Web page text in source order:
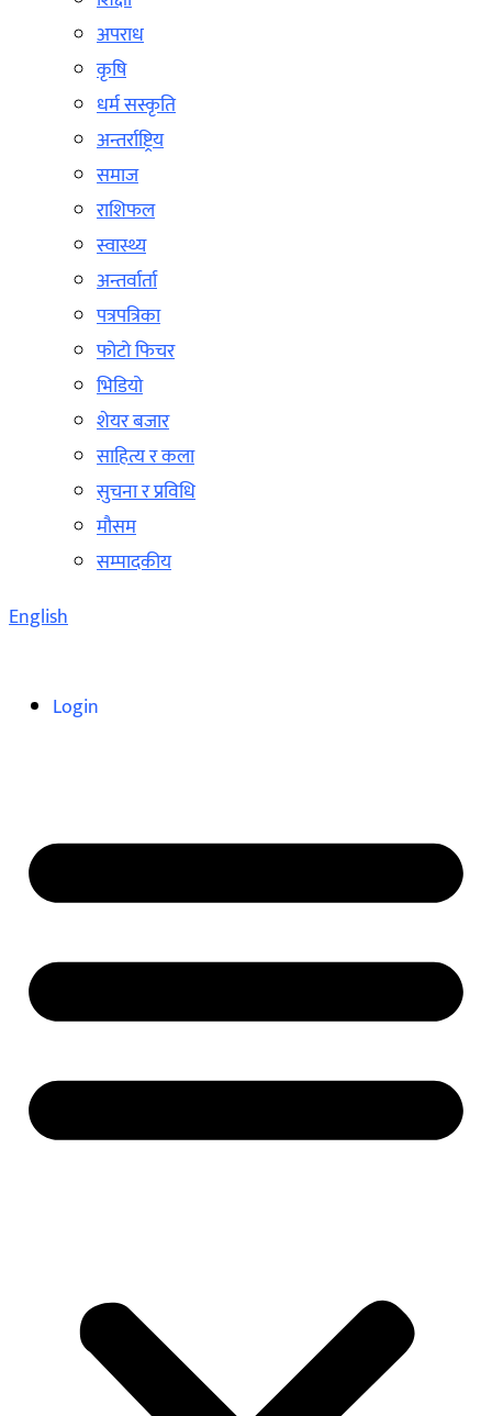
अपराध
कृषि
धर्म सस्कृति
अन्तर्राष्ट्रिय
समाज
राशिफल
स्वास्थ्य
अन्तर्वार्ता
पत्रपत्रिका
फोटो फिचर
भिडियो
शेयर बजार
साहित्य र कला
सुचना र प्रविधि
मौसम
सम्पादकीय
English
Login